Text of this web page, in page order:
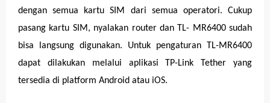
dengan semua kartu SIM dari semua operatori. Cukup
pasang kartu SIM, nyalakan router dan TL- MR6400 sudah
bisa langsung digunakan. Untuk pengaturan TL-MR6400
dapat dilakukan melalui aplikasi TP-Link Tether yang
tersedia di platform Android atau iOS.